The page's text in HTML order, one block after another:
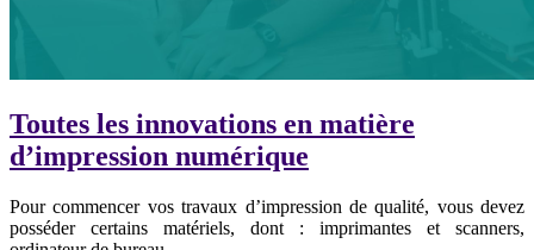
Toutes les innovations en matière
d’impression numérique
Pour commencer vos travaux d’impression de qualité, vous devez
posséder certains matériels, dont : imprimantes et scanners,